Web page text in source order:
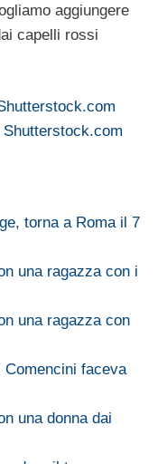
aggiungere
capelli rossi
Shutterstock.com
torna a Roma il 7
una ragazza con i
una ragazza con
Comencini faceva
una donna dai